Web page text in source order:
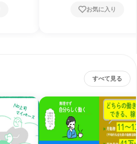
お気に入り
すべて見る